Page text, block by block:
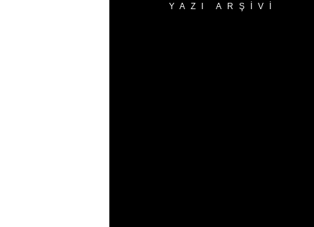
YAZI ARŞIVI